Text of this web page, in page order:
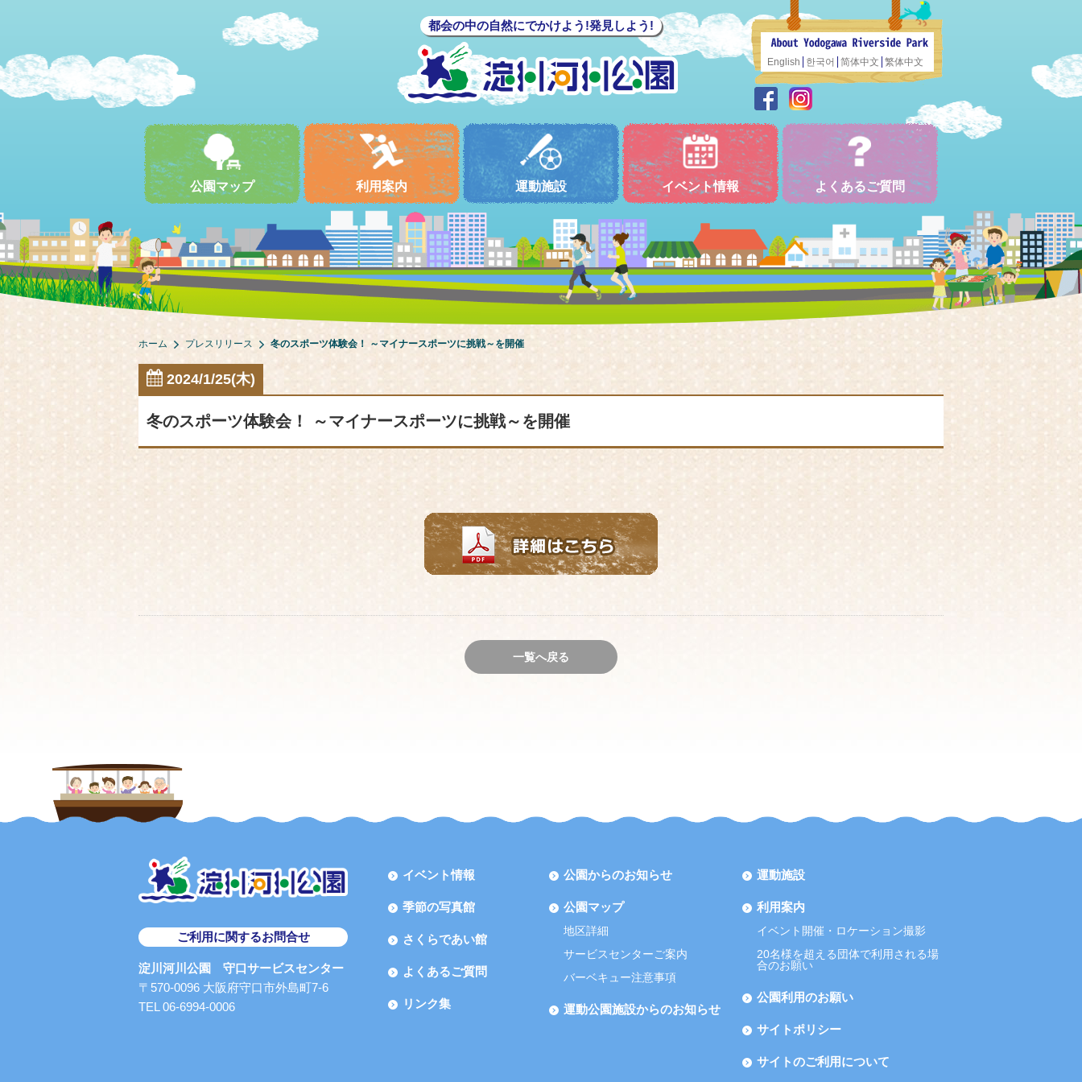
都会の中の自然にでかけよう!発見しよう!
English 한국어 简体中文 繁体中文
公園マップ 利用案内 運動施設 イベント情報 よくあるご質問
ホーム プレスリリース 冬のスポーツ体験会！ ～マイナースポーツに挑戦～を開催
2024/1/25(木)
冬のスポーツ体験会！ ～マイナースポーツに挑戦～を開催
一覧へ戻る
ご利用に関するお問合せ
淀川河川公園 守口サービスセンター
〒570-0096 大阪府守口市外島町7-6
TEL 06-6994-0006
イベント情報
季節の写真館
さくらであい館
よくあるご質問
リンク集
公園からのお知らせ
公園マップ
地区詳細
サービスセンターご案内
バーベキュー注意事項
運動公園施設からのお知らせ
運動施設
利用案内
イベント開催・ロケーション撮影
20名様を超える団体で利用される場
合のお願い
公園利用のお願い
サイトポリシー
サイトのご利用について